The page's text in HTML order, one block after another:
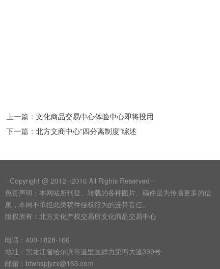
上一篇：文化商品交易中心体验中心即将投用
下一篇：北方文商中心“四分离制度”综述
--Copyright @ 2012--2016 All Rights Reserved--
免责声明：本网站所刊登、转载的各种图片、稿件是为传播更多的信
息，本网不承担此类稿件侵权行为的连带责任。
版权所有：北方文化产权交易所文化商品交易中心
电话：400-1828-166
地址：黑龙江省哈尔滨市道里区群力第四大道399号
邮箱：bfwhspjyzx@163.com